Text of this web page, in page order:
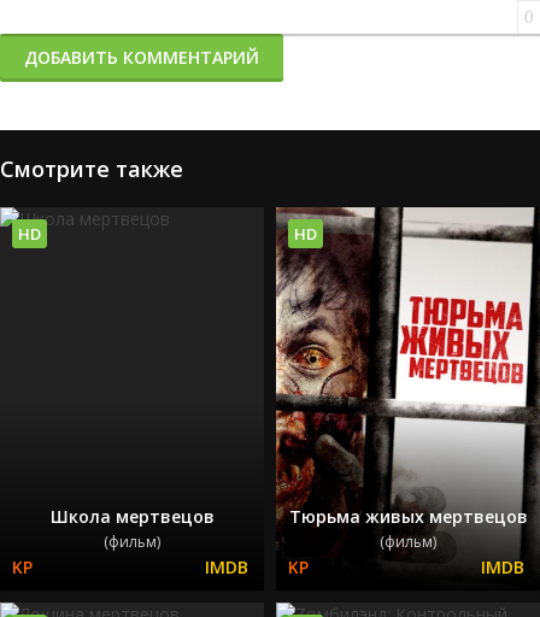
0
ДОБАВИТЬ КОММЕНТАРИЙ
Смотрите также
Школа мертвецов
(фильм)
HD
Тюрьма живых мертвецов
(фильм)
HD